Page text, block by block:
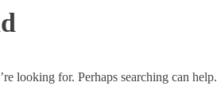
looking for. Perhaps searching can help.